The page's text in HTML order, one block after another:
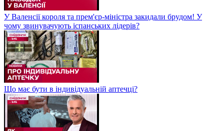
У Валенсії короля та прем'єр-міністра закидали брудом! У
чому звинувачують іспанських лідерів?
Що має бути в індивідуальній аптечці?